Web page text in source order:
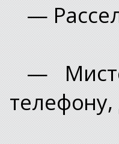
—
—
телефону,